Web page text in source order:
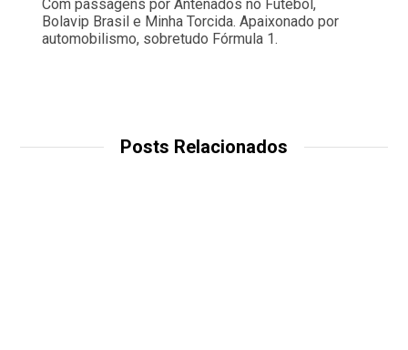
Com passagens por Antenados no Futebol,
Bolavip Brasil e Minha Torcida. Apaixonado por
automobilismo, sobretudo Fórmula 1.
Posts Relacionados